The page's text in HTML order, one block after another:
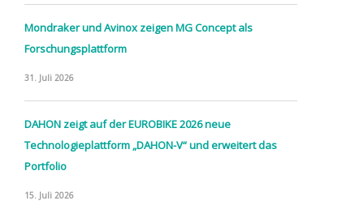
Mondraker und Avinox zeigen MG Concept als
Forschungsplattform
31. Juli 2026
DAHON zeigt auf der EUROBIKE 2026 neue
Technologieplattform „DAHON-V“ und erweitert das
Portfolio
15. Juli 2026